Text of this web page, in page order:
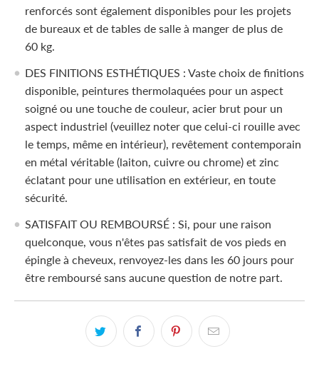
renforcés sont également disponibles pour les projets
de bureaux et de tables de salle à manger de plus de
60 kg.
DES FINITIONS ESTHÉTIQUES : Vaste choix de finitions
disponible, peintures thermolaquées pour un aspect
soigné ou une touche de couleur, acier brut pour un
aspect industriel (veuillez noter que celui-ci rouille avec
le temps, même en intérieur), revêtement contemporain
en métal véritable (laiton, cuivre ou chrome) et zinc
éclatant pour une utilisation en extérieur, en toute
sécurité.
SATISFAIT OU REMBOURSÉ : Si, pour une raison
quelconque, vous n'êtes pas satisfait de vos pieds en
épingle à cheveux, renvoyez-les dans les 60 jours pour
être remboursé sans aucune question de notre part.